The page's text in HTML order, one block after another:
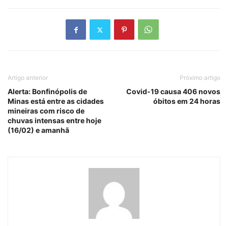
Artigo anterior
Alerta: Bonfinópolis de
Minas está entre as cidades
mineiras com risco de
chuvas intensas entre hoje
(16/02) e amanhã
Próximo artigo
Covid-19 causa 406 novos
óbitos em 24 horas